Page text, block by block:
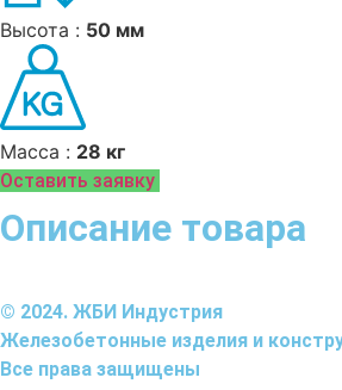
Высота : 50 мм
Масса : 28 кг
Оставить заявку
Описание товара
© 2024. ЖБИ Индустрия
Железобетонные изделия и
Все права защищены